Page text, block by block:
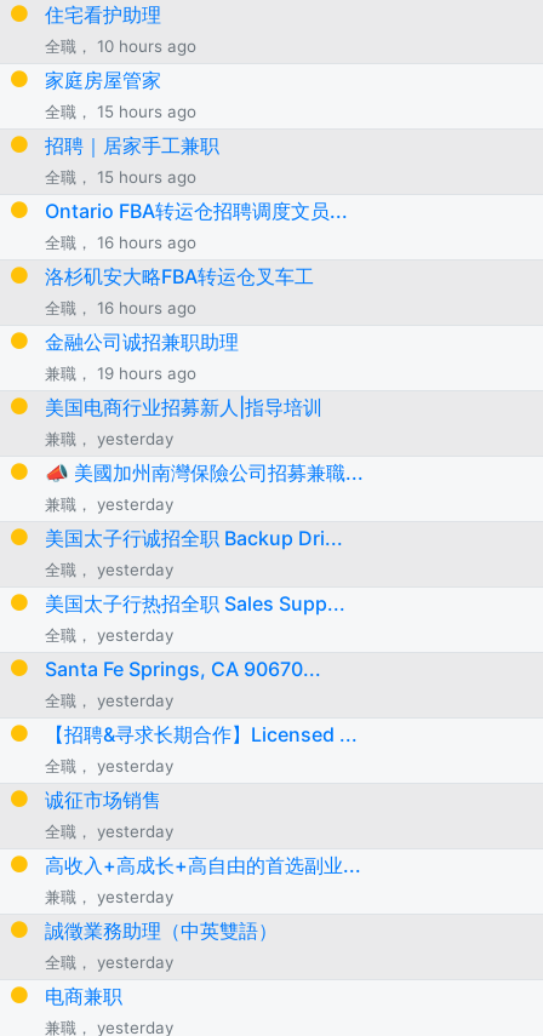
住宅看护助理
全職， 10 hours ago
家庭房屋管家
全職， 15 hours ago
招聘｜居家手工兼职
全職， 15 hours ago
Ontario FBA转运仓招聘调度文员...
全職， 16 hours ago
洛杉矶安大略FBA转运仓叉车工
全職， 16 hours ago
金融公司诚招兼职助理
兼職， 19 hours ago
美国电商行业招募新人|指导培训
兼職， yesterday
📣 美國加州南灣保險公司招募兼職...
兼職， yesterday
美国太子行诚招全职 Backup Dri...
全職， yesterday
美国太子行热招全职 Sales Supp...
全職， yesterday
Santa Fe Springs, CA 90670...
全職， yesterday
【招聘&寻求长期合作】Licensed ...
全職， yesterday
诚征市场销售
全職， yesterday
高收入+高成长+高自由的首选副业...
兼職， yesterday
誠徵業務助理（中英雙語）
全職， yesterday
电商兼职
兼職， yesterday